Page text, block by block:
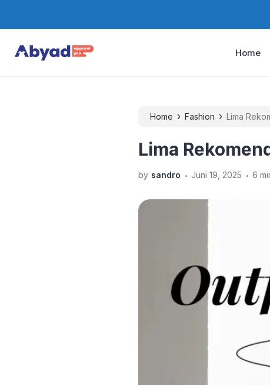
Home
Home › Fashion › Lima
Lima
by sandro . Juni 19, 2025 . 6